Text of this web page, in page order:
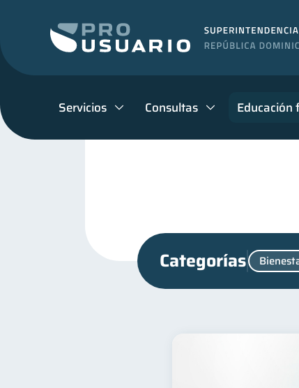
Servicios Consultas Educación
Categorías